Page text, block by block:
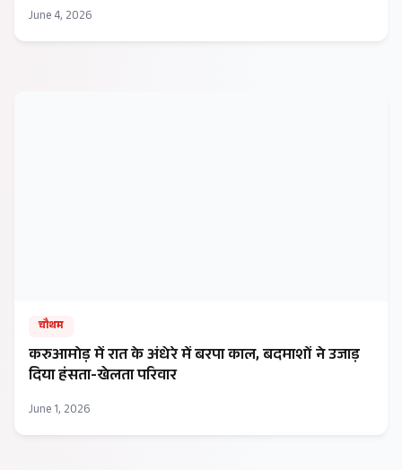
June 4, 2026
चौथम
करुआमोड़ में रात के अंधेरे में बरपा काल, बदमाशों ने उजाड़
दिया हंसता-खेलता परिवार
June 1, 2026